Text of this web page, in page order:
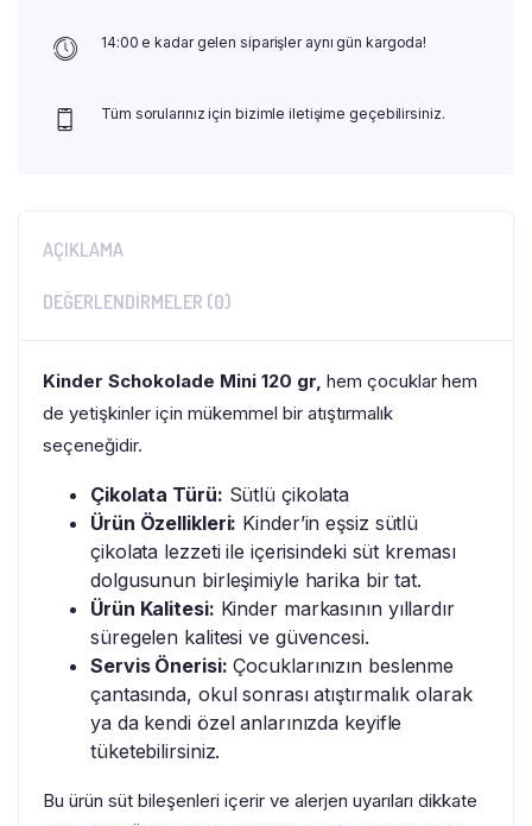
14:00 e kadar gelen siparişler aynı gün kargoda!
Tüm sorularınız için bizimle iletişime geçebilirsiniz.
AÇIKLAMA
DEĞERLENDIRMELER (0)
Kinder Schokolade Mini 120 gr, hem çocuklar hem
de yetişkinler için mükemmel bir atıştırmalık
seçeneğidir.
Çikolata Türü: Sütlü çikolata
Ürün Özellikleri: Kinder’in eşsiz sütlü
çikolata lezzeti ile içerisindeki süt kreması
dolgusunun birleşimiyle harika bir tat.
Ürün Kalitesi: Kinder markasının yıllardır
süregelen kalitesi ve güvencesi.
Servis Önerisi: Çocuklarınızın beslenme
çantasında, okul sonrası atıştırmalık olarak
ya da kendi özel anlarınızda keyifle
tüketebilirsiniz.
Bu ürün süt bileşenleri içerir ve alerjen uyarıları dikkate